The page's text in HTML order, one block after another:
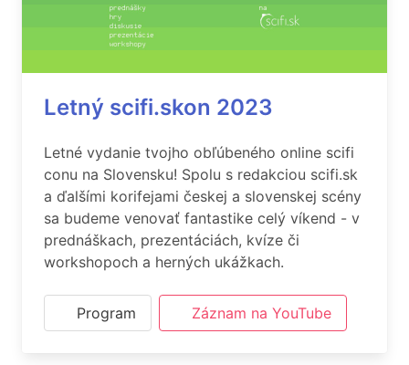
Letný scifi.skon 2023
Letné vydanie tvojho obľúbeného online scifi
conu na Slovensku! Spolu s redakciou scifi.sk
a ďalšími korifejami českej a slovenskej scény
sa budeme venovať fantastike celý víkend - v
prednáškach, prezentáciách, kvíze či
workshopoch a herných ukážkach.
Program Záznam na YouTube